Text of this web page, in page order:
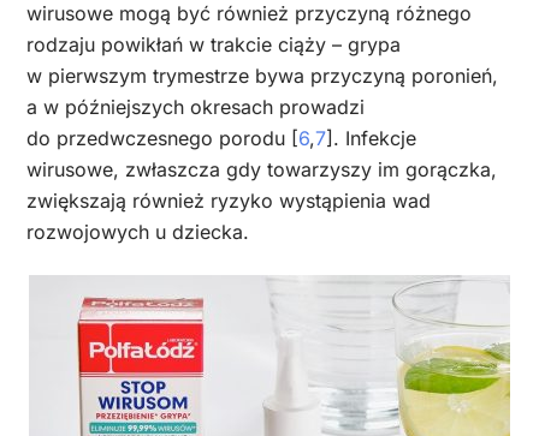
wirusowe mogą być również przyczyną różnego
rodzaju powikłań w trakcie ciąży – grypa
w pierwszym trymestrze bywa przyczyną poronień,
a w późniejszych okresach prowadzi
do przedwczesnego porodu [6,7]. Infekcje
wirusowe, zwłaszcza gdy towarzyszy im gorączka,
zwiększają również ryzyko wystąpienia wad
rozwojowych u dziecka.